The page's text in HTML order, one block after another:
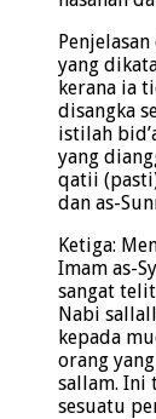
yang
kerana ia
disangka
istilah
yang
qatii
dan as-
Ketiga:
Imam as-
sangat
Nabi
kepada
orang
sallam. Ini
sesuatu